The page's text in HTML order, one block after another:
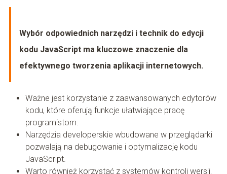
Wybór odpowiednich narzędzi i technik do edycji
kodu JavaScript ma kluczowe znaczenie dla
efektywnego tworzenia aplikacji internetowych.
Ważne jest korzystanie z zaawansowanych edytorów
kodu, które oferują funkcje ułatwiające pracę
programistom.
Narzędzia developerskie wbudowane w przeglądarki
pozwalają na debugowanie i optymalizację kodu
JavaScript.
Warto również korzystać z systemów kontroli wersji,